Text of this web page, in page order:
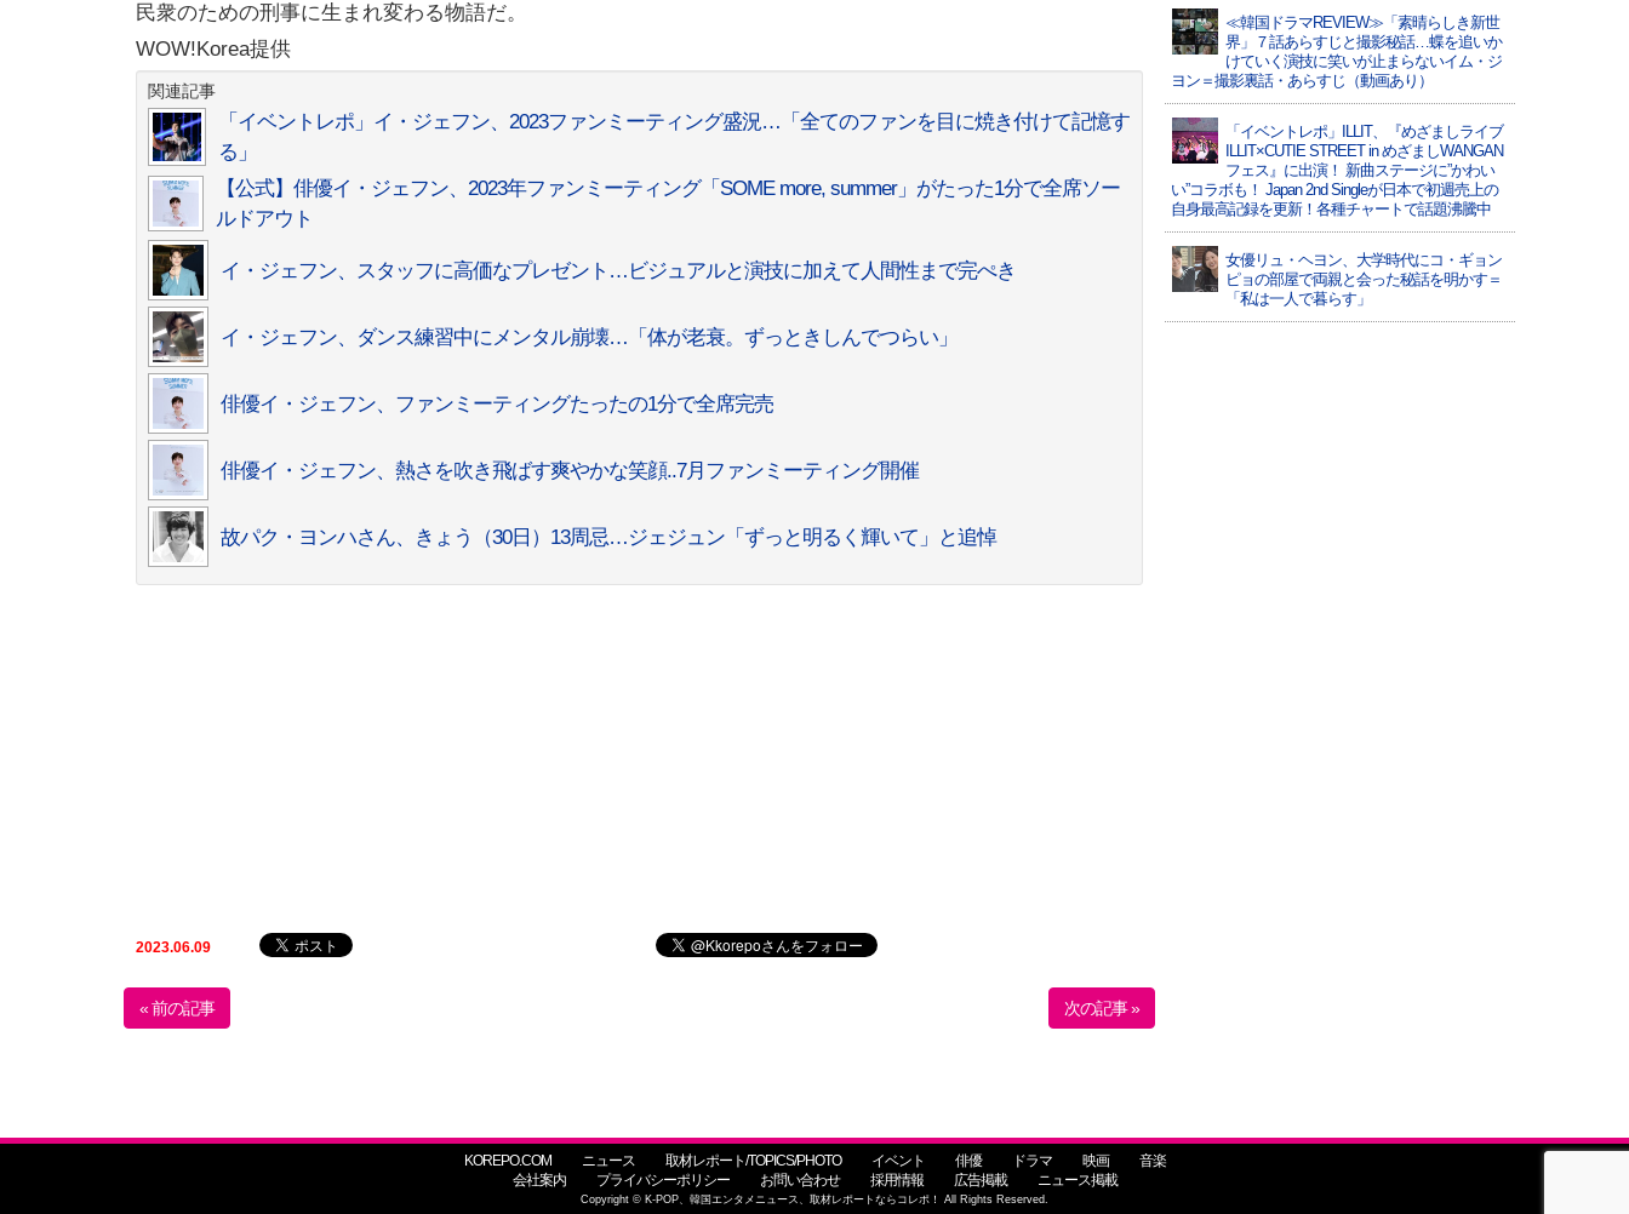
民衆のための刑事に生まれ変わる物語だ。
WOW!Korea提供
関連記事
「イベントレポ」イ・ジェフン、2023ファンミーティング盛況…「全てのファンを目に焼き付けて記憶す
る」
【公式】俳優イ・ジェフン、2023年ファンミーティング「SOME more, summer」がたった1分で全席ソー
ルドアウト
イ・ジェフン、スタッフに高価なプレゼント…ビジュアルと演技に加えて人間性まで完ぺき
イ・ジェフン、ダンス練習中にメンタル崩壊…「体が老衰。ずっときしんでつらい」
俳優イ・ジェフン、ファンミーティングたったの1分で全席完売
俳優イ・ジェフン、熱さを吹き飛ばす爽やかな笑顔..7月ファンミーティング開催
故パク・ヨンハさん、きょう（30日）13周忌…ジェジュン「ずっと明るく輝いて」と追悼
2023.06.09
« 前の記事 次の記事 »
≪韓国ドラマREVIEW≫「素晴らしき新世
界」７話あらすじと撮影秘話…蝶を追いか
けていく演技に笑いが止まらないイム・ジ
ヨン＝撮影裏話・あらすじ（動画あり）
「イベントレポ」ILLIT、『めざましライブ
ILLIT×CUTIE STREET in めざましWANGAN
フェス』に出演！ 新曲ステージに”かわい
い”コラボも！ Japan 2nd Singleが日本で初週売上の
自身最高記録を更新！各種チャートで話題沸騰中
女優リュ・ヘヨン、大学時代にコ・ギョン
ピョの部屋で両親と会った秘話を明かす＝
「私は一人で暮らす」
KOREPO.COM ニュース 取材レポート/TOPICS/PHOTO イベント 俳優 ドラマ 映画
音楽
会社案内
プライバシーポリシー お問い合わせ 採用情報 広告掲載 ニュース掲載
Copyright © K-POP、韓国エンタメニュース、取材レポートならコレポ！ All Rights Reserved.